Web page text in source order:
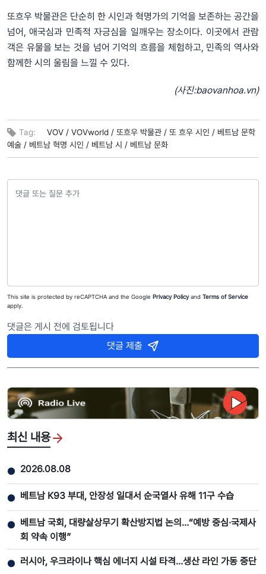
또흐우 박물관은 단순히 한 시인과 혁명가의 기억을 보존하는 공간을
넘어, 애국심과 민족적 자긍심을 일깨우는 장소이다. 이곳에서 관람
객은 유물을 보는 것을 넘어 기억의 흐름을 체험하고, 민족의 역사와
함께한 시의 울림을 느낄 수 있다.
(사진:baovanhoa.vn)
Tag: VOV / VOVworld / 또흐우 박물관 / 또 흐우 시인 / 베트남 문학
예술 / 베트남 혁명 시인 / 베트남 시 / 베트남 문화
This site is protected by reCAPTCHA and the Google Privacy Policyand Terms of Service
apply.
댓글은 게시 전에 검토됩니다
댓글 제출
최신 내용
● 2026.08.08
● 베트남 K93 부대, 안장성 일대서 순국열사 유해 11구 수습
● 베트남 국회, 대량살상무기 확산방지법 논의…“예방 중심·국제사
회 약속 이행”
● 러시아, 우크라이나 핵심 에너지 시설 타격…생산 라인 가동 중단